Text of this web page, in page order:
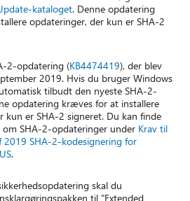
kataloget. Denne opdatering
opdateringer, der kun er SHA-2
2-opdatering (KB4474419), der blev
2019. Hvis du bruger Windows
tilbudt den nyeste SHA-2-
opdatering kræves for at installere
kun er SHA-2 signeret. Du kan finde
om SHA-2-opdateringer under Krav til
2019 SHA-2-kodesignering for
.
skal du
til "Extended